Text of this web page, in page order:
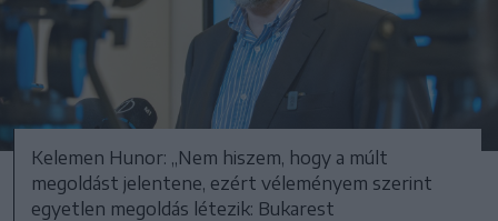
Kelemen Hunor: „Nem hiszem, hogy a múlt
megoldást jelentene, ezért véleményem szerint
egyetlen megoldás létezik: Bukarest